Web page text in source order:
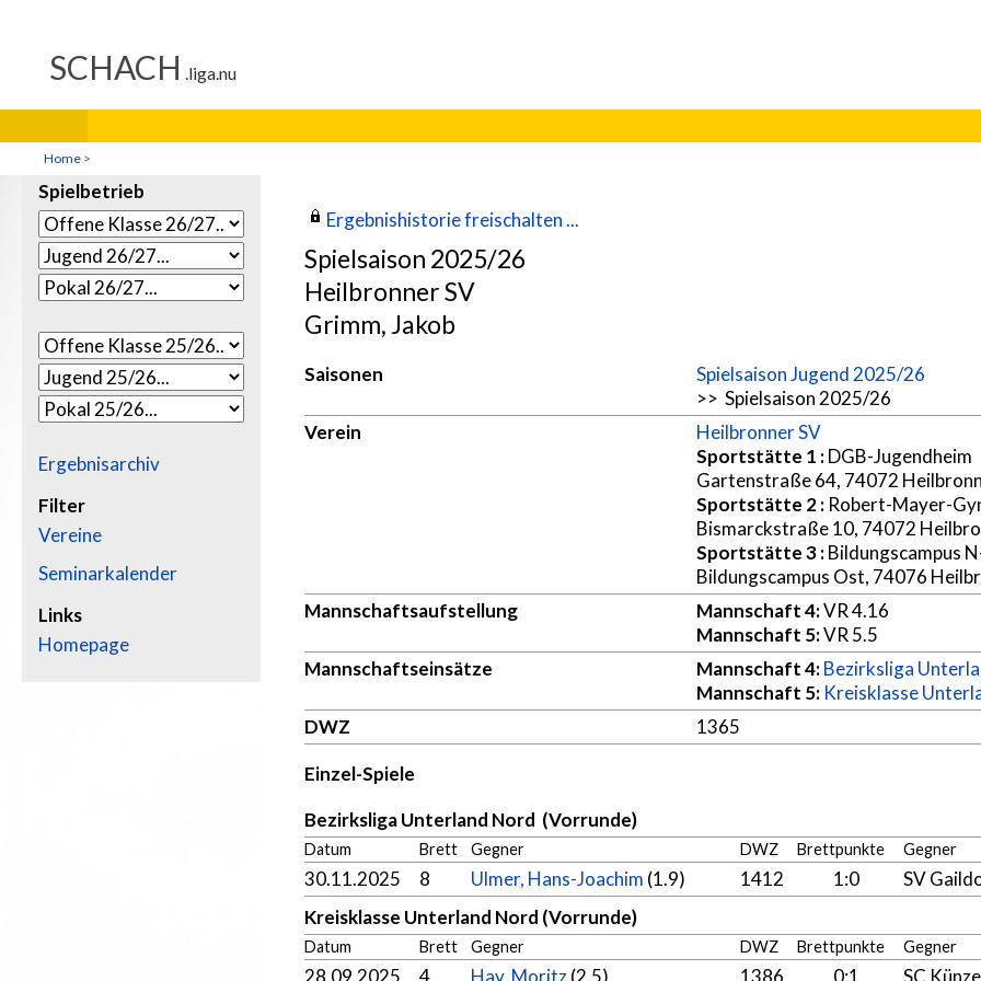
Home >
Spielbetrieb
Ergebnisarchiv
Filter
Vereine
Seminarkalender
Links
Homepage
Ergebnishistorie freischalten ...
Spielsaison 2025/26
Heilbronner SV
Grimm, Jakob
Saisonen
Spielsaison Jugend 2025/26
>> Spielsaison 2025/26
Verein
Heilbronner SV
Sportstätte 1 :DGB-Jugendheim
Gartenstraße 64, 74072
Sportstätte 2: Robert-Mayer-
Bismarckstraße 10, 74072
Sportstätte 3:Bildungscampus
Bildungscampus Ost, 74076
Mannschaftsaufstellung
Mannschaft 4:VR 4.16
Mannschaft 5:VR 5.5
Mannschaftseinsätze
Mannschaft 4:Bezirksliga
Mannschaft 5: Kreisklasse
DWZ
1365
Einzel-Spiele
Bezirksliga Unterland Nord (Vorrunde)
Datum Brett Gegner DWZ Brettpunkte Gegner
30.11.2025 8 Ulmer, Hans-Joachim (1.9) 1412 1:0
SV
Kreisklasse Unterland Nord (Vorrunde)
Datum Brett Gegner DWZ Brettpunkte Gegner
28.09.2025 4 Hay, Moritz(2.5) 1386 0:1 SC